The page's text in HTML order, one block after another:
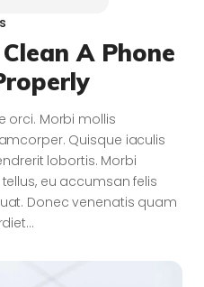
A Phone
orci. Morbi mollis
Quisque iaculis
lobortis. Morbi
eu accumsan felis
Donec venenatis quam